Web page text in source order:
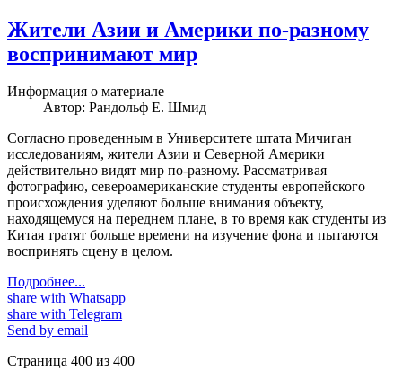
Жители Азии и Америки по-разному
воспринимают мир
Информация о материале
Автор: Рандольф Е. Шмид
Согласно проведенным в Университете штата Мичиган
исследованиям, жители Азии и Северной Америки
действительно видят мир по-разному. Рассматривая
фотографию, североамериканские студенты европейского
происхождения уделяют больше внимания объекту,
находящемуся на переднем плане, в то время как студенты из
Китая тратят больше времени на изучение фона и пытаются
воспринять сцену в целом.
Подробнее...
share with Whatsapp
share with Telegram
Send by email
Страница 400 из 400